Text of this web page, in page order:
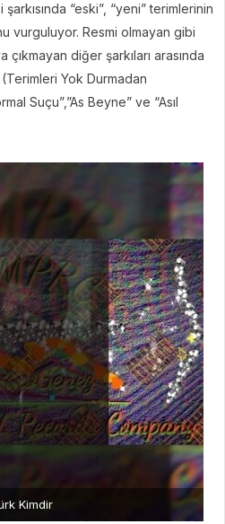
“eski”, “yeni” terimlerinin
vurguluyor. Resmi olmayan gibi
diğer şarkıları arasında
Yok Durmadan
Suçu”,”As Beyne” ve “Asıl
Kimdir